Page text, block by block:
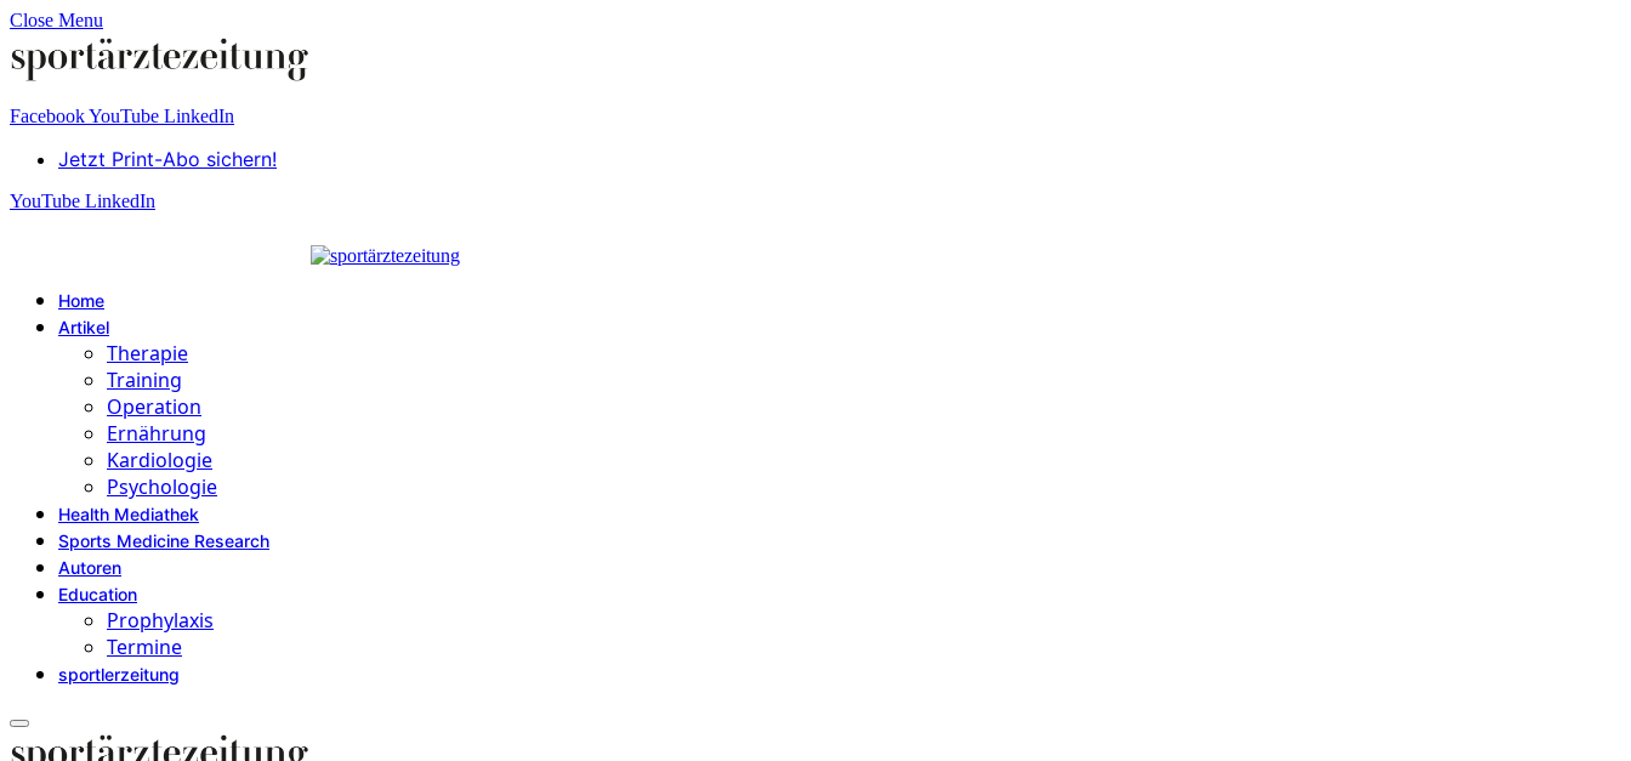
Close Menu
FacebookYouTube LinkedIn
Jetzt Print-Abo sichern!
YouTube LinkedIn
Home
Artikel
Therapie
Training
Operation
Ernährung
Kardiologie
Psychologie
Health Mediathek
Sports Medicine Research
Autoren
Education
Prophylaxis
Termine
sportlerzeitung